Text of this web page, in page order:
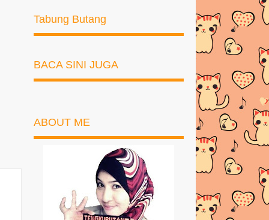
Tabung Butang
BACA SINI JUGA
ABOUT ME